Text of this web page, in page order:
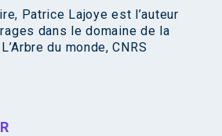
Patrice Lajoye est l’auteur
dans le domaine de la
du monde, CNRS